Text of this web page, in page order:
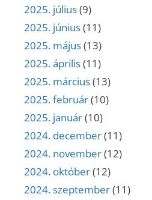
2025. július(9)
2025. június(11)
2025. május(13)
2025. április(11)
2025. március(13)
2025. február(10)
2025. január(10)
2024. december(11)
2024. november(12)
2024. október(12)
2024. szeptember(11)